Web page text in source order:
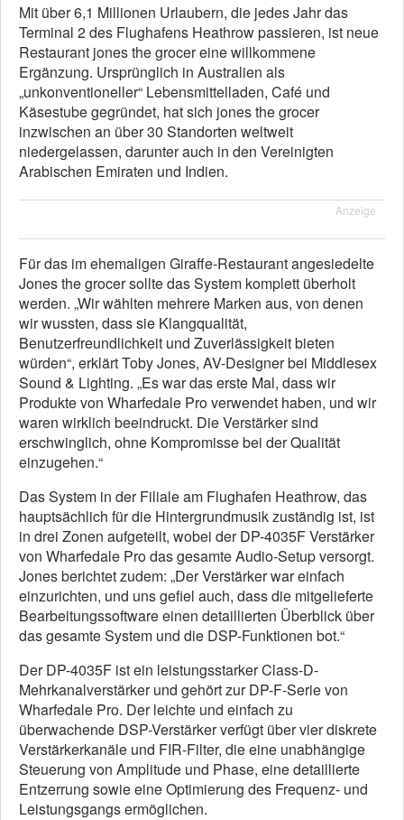
Mit über 6,1 Millionen Urlaubern, die jedes Jahr das
Terminal 2 des Flughafens Heathrow passieren, ist neue
Restaurant jones the grocer eine willkommene
Ergänzung. Ursprünglich in Australien als
„unkonventioneller“ Lebensmittelladen, Café und
Käsestube gegründet, hat sich jones the grocer
inzwischen an über 30 Standorten weltweit
niedergelassen, darunter auch in den Vereinigten
Arabischen Emiraten und Indien.
Anzeige
Für das im ehemaligen Giraffe-Restaurant angesiedelte
Jones the grocer sollte das System komplett überholt
werden. „Wir wählten mehrere Marken aus, von denen
wir wussten, dass sie Klangqualität,
Benutzerfreundlichkeit und Zuverlässigkeit bieten
würden“, erklärt Toby Jones, AV-Designer bei Middlesex
Sound & Lighting. „Es war das erste Mal, dass wir
Produkte von Wharfedale Pro verwendet haben, und wir
waren wirklich beeindruckt. Die Verstärker sind
erschwinglich, ohne Kompromisse bei der Qualität
einzugehen.“
Das System in der Filiale am Flughafen Heathrow, das
hauptsächlich für die Hintergrundmusik zuständig ist, ist
in drei Zonen aufgeteilt, wobei der DP-4035F Verstärker
von Wharfedale Pro das gesamte Audio-Setup versorgt.
Jones berichtet zudem: „Der Verstärker war einfach
einzurichten, und uns gefiel auch, dass die mitgelieferte
Bearbeitungssoftware einen detaillierten Überblick über
das gesamte System und die DSP-Funktionen bot.“
Der DP-4035F ist ein leistungsstarker Class-D-
Mehrkanalverstärker und gehört zur DP-F-Serie von
Wharfedale Pro. Der leichte und einfach zu
überwachende DSP-Verstärker verfügt über vier diskrete
Verstärkerkanäle und FIR-Filter, die eine unabhängige
Steuerung von Amplitude und Phase, eine detaillierte
Entzerrung sowie eine Optimierung des Frequenz- und
Leistungsgangs ermöglichen.